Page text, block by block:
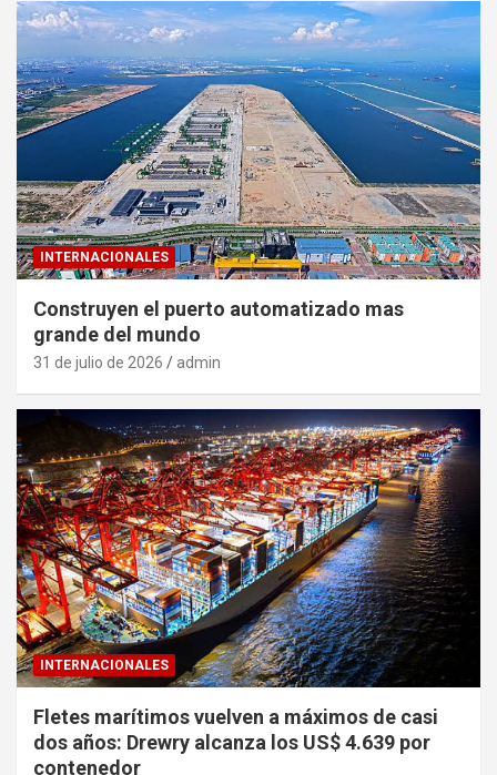
INTERNACIONALES
Construyen el puerto automatizado mas
grande del mundo
31 de julio de 2026 admin
INTERNACIONALES
Fletes marítimos vuelven a máximos de casi
dos años: Drewry alcanza los US$ 4.639 por
contenedor